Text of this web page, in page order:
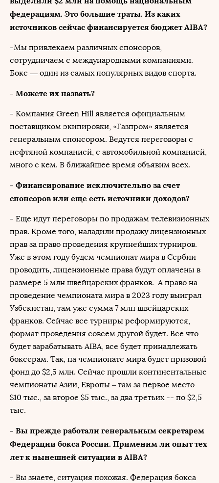
федерациям. Это большие траты. Из каких
источников сейчас финансируется бюджет AIBA?
-Мы привлекаем различных спонсоров,
сотрудничаем с международными компаниями.
Бокс — один из самых популярных видов спорта.
- Можете их назвать?
- Компания Green Hill является официальным
поставщиком экипировки, «Газпром» является
генеральным спонсором. Ведутся переговоры с
нефтяной компанией, с автомобильной компанией,
много с кем. В ближайшее время объявим всех.
- Финансирование исключительно за счет
спонсоров или еще есть источники доходов?
- Еще идут переговоры по продажам телевизионных
прав. Кроме того, наладили продажу лицензионных
прав за право проведения крупнейших турниров.
Уже в этом году будем чемпионат мира в Сербии
проводить, лицензионные права будут оплачены в
размере 5 млн швейцарских франков. А право на
проведение чемпионата мира в 2023 году выиграл
Узбекистан, там уже сумма 7 млн швейцарских
франков. Сейчас все турниры реформируются,
формат проведения совсем другой будет. Все что
будет зарабатывать AIBA, все будет принадлежать
боксерам. Так, на чемпионате мира будет призовой
фонд до $2,5 млн. Сейчас прошли континентальные
чемпионаты Азии, Европы – там за первое место
$10 тыс., за второе $5 тыс., за два третьих -- по $2,5
тыс.
- Вы прежде работали генеральным секретарем
Федерации бокса России. Применим ли опыт тех
лет к нынешней ситуации в AIBA?
- Вы знаете, ситуация похожая. Федерация бокса